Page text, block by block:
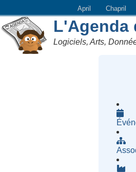
April Chapril
L'Agenda
Logiciels, Arts,